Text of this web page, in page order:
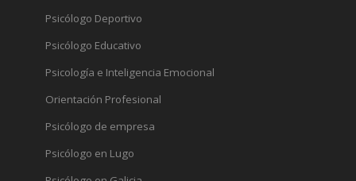
Psicólogo Deportivo
Psicólogo Educativo
Psicología e Inteligencia Emocional
Orientación Profesional
Psicólogo de empresa
Psicólogo en Lugo